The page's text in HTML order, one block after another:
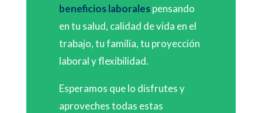
beneficios laboralespensando
en tu salud, calidad de vida en el
trabajo, tu familia, tu proyección
laboral y flexibilidad.
Esperamos que lo disfrutes y
aproveches todas estas